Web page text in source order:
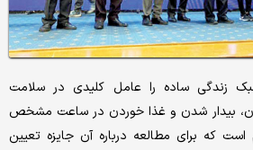
زندگی ساده را عامل کلیدی در سلامت
بیدار شدن و غذا خوردن در ساعت مشخص
که برای مطالعه درباره آن جایزه تعیین